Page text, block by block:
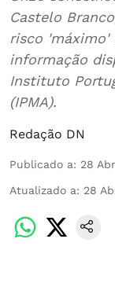
Castelo
risco 'máximo'
informação
Instituto
(IPMA).
Redação DN
Publicado a: 28
Atualizado a: 28